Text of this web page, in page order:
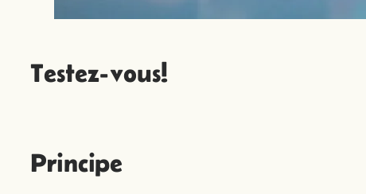
Testez-vous!
Principe